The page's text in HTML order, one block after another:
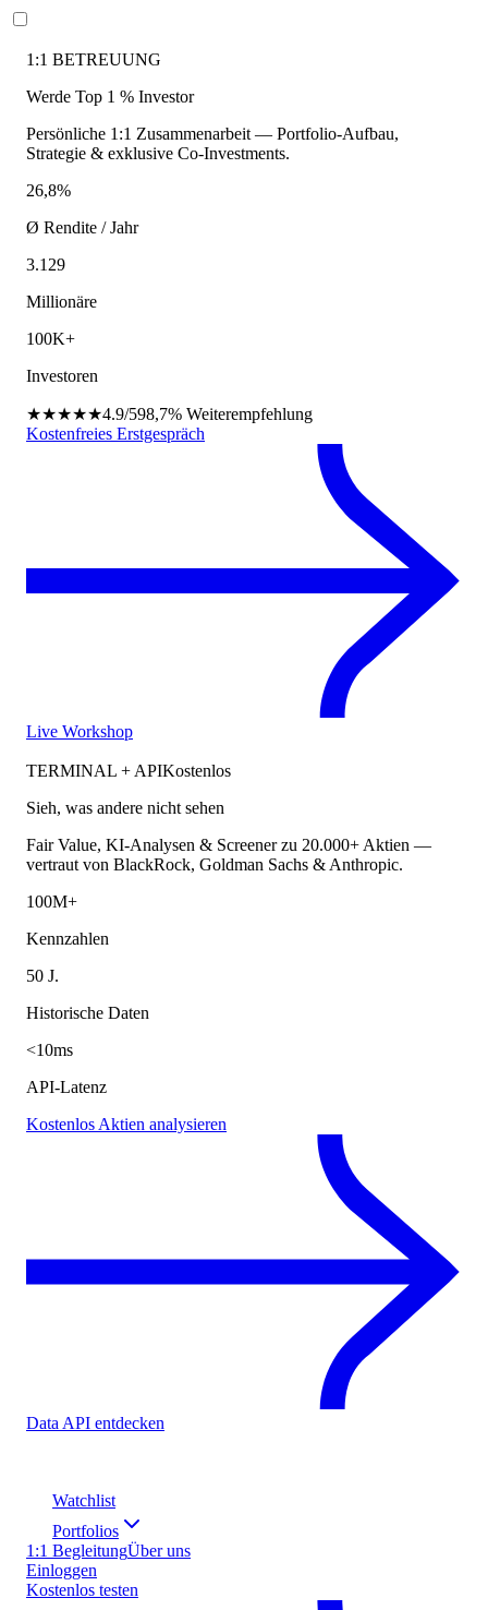
1:1 BETREUUNG
Werde Top 1 % Investor
Persönliche 1:1 Zusammenarbeit — Portfolio-Aufbau,
Strategie & exklusive Co-Investments.
26,8%
Ø Rendite / Jahr
3.129
Millionäre
100K+
Investoren
★★★★★4.9/598,7% Weiterempfehlung
Kostenfreies Erstgespräch
Live Workshop
TERMINAL + APIKostenlos
Sieh, was andere nicht sehen
Fair Value, KI-Analysen & Screener zu 20.000+ Aktien —
vertraut von BlackRock, Goldman Sachs & Anthropic.
100M+
Kennzahlen
50 J.
Historische Daten
<10ms
API-Latenz
Kostenlos Aktien analysieren
Data API entdecken
Watchlist
Portfolios
1:1 BegleitungÜber uns
Einloggen
Kostenlos testen